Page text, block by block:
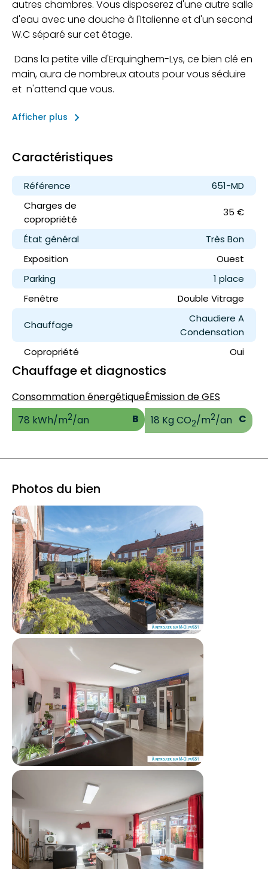
autres chambres. Vous disposerez d'une autre salle
d'eau avec une douche à l'Italienne et d'un second
W.C séparé sur cet étage.
Dans la petite ville d'Erquinghem-Lys, ce bien clé en
main, aura de nombreux atouts pour vous séduire
et n'attend que vous.
Afficher plus keyboard_arrow_right
Caractéristiques
Référence
651-MD
Charges de
copropriété
35 €
État général
Très Bon
Exposition
Ouest
Parking
1 place
Fenêtre
Double Vitrage
Chauffage
Chaudiere A
Condensation
Copropriété
Oui
Chauffage et diagnostics
Consommation énergétique
78 kWh/m2/an B
Émission de GES
18 Kg CO2/m2/an C
Photos du bien